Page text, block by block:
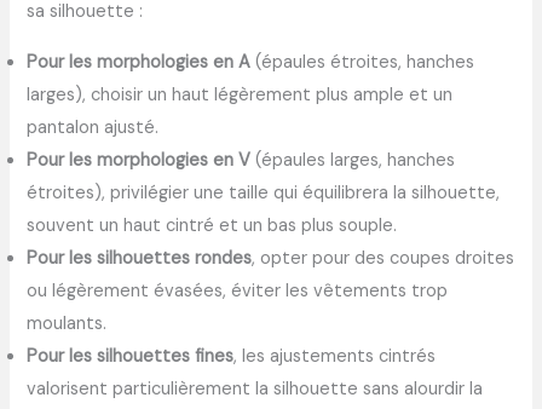
sa silhouette :
Pour les morphologies en A (épaules étroites, hanches
larges), choisir un haut légèrement plus ample et un
pantalon ajusté.
Pour les morphologies en V (épaules larges, hanches
étroites), privilégier une taille qui équilibrera la silhouette,
souvent un haut cintré et un bas plus souple.
Pour les silhouettes rondes, opter pour des coupes droites
ou légèrement évasées, éviter les vêtements trop
moulants.
Pour les silhouettes fines, les ajustements cintrés
valorisent particulièrement la silhouette sans alourdir la